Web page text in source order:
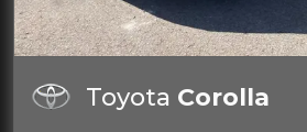
Toyota Corolla